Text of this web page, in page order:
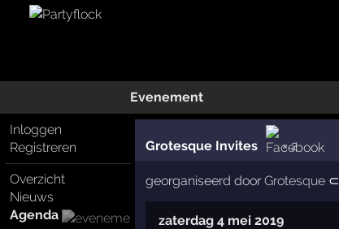
Evenement
Inloggen
Registreren
Overzicht
Nieuws
Agenda
Grotesque Invites × 2
georganiseerd door Grotesque⊂
zaterdag 4 mei 2019